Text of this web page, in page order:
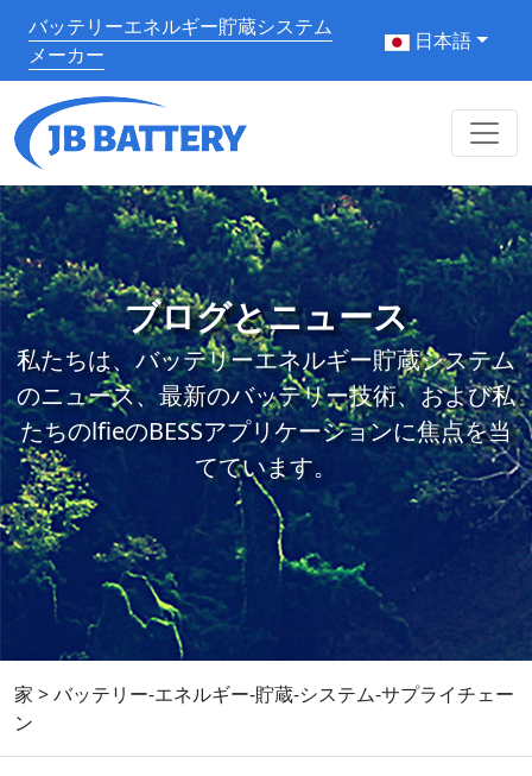
バッテリーエネルギー貯蔵システム
メーカー
日本語
ブログとニュース
私たちは、バッテリーエネルギー貯蔵システム
のニュース、最新のバッテリー技術、および私
たちのlfieのBESSアプリケーションに焦点を当
てています。
家 >バッテリー-エネルギー-貯蔵-システム-サプライチェー
ン